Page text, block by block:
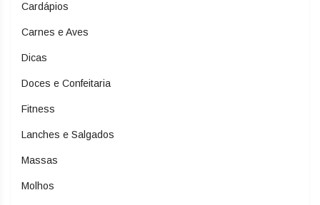
Cardápios
Carnes e Aves
Dicas
Doces e Confeitaria
Fitness
Lanches e Salgados
Massas
Molhos